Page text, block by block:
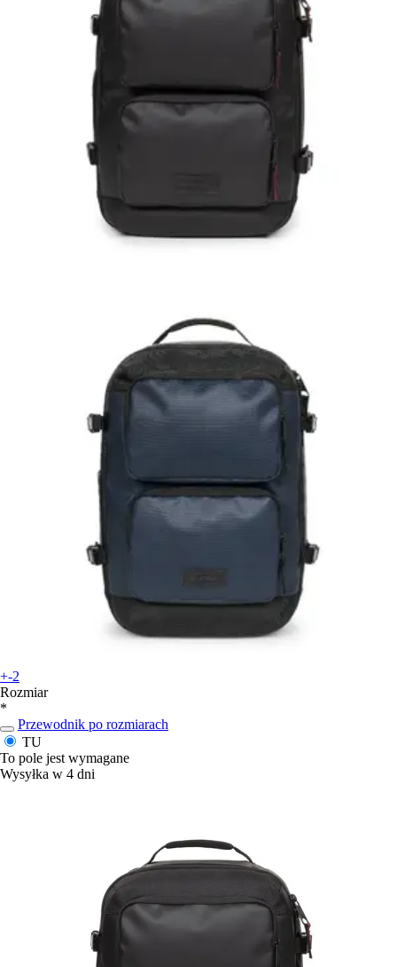
+-2
Rozmiar
*
Przewodnik po rozmiarach
TU
To pole jest wymagane
Wysyłka w 4 dni